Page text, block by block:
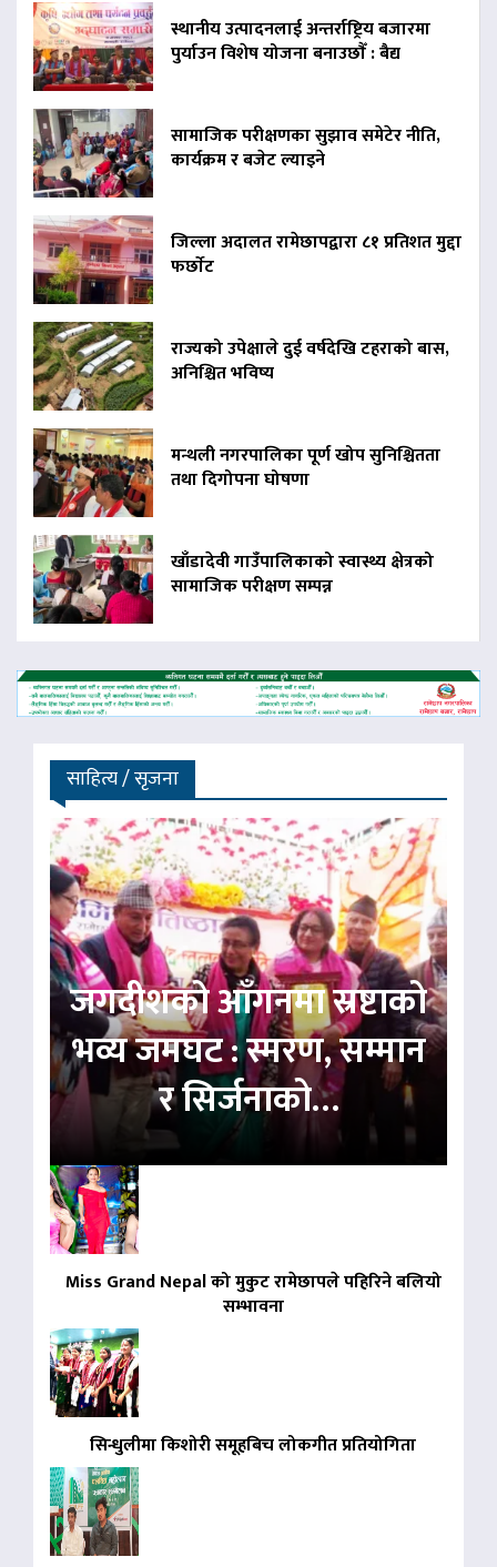
स्थानीय उत्पादनलाई अन्तर्राष्ट्रिय बजारमा
पुर्याउन विशेष योजना बनाउछाैँ : बैद्य
सामाजिक परीक्षणका सुझाव समेटेर नीति,
कार्यक्रम र बजेट ल्याइने
जिल्ला अदालत रामेछापद्वारा ८१ प्रतिशत मुद्दा
फर्छाेट
राज्यको उपेक्षाले दुई वर्षदेखि टहराको बास,
अनिश्चित भविष्य
मन्थली नगरपालिका पूर्ण खोप सुनिश्चितता
तथा दिगोपना घोषणा
खाँडादेवी गाउँपालिकाको स्वास्थ्य क्षेत्रको
सामाजिक परीक्षण सम्पन्न
साहित्य / सृजना
जगदीशको आँगनमा स्रष्टाको
भव्य जमघट : स्मरण, सम्मान
र सिर्जनाको…
Miss Grand Nepal को मुकुट रामेछापले पहिरिने बलियो
सम्भावना
सिन्धुलीमा किशोरी समूहबिच लोकगीत प्रतियोगिता